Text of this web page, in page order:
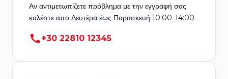
Αν αντιμετωπίζετε πρόβλημα με την εγγραφή σας
καλέστε απο Δευτέρα έως Παρασκευή 10:00-14:00
call +30 22810 12345